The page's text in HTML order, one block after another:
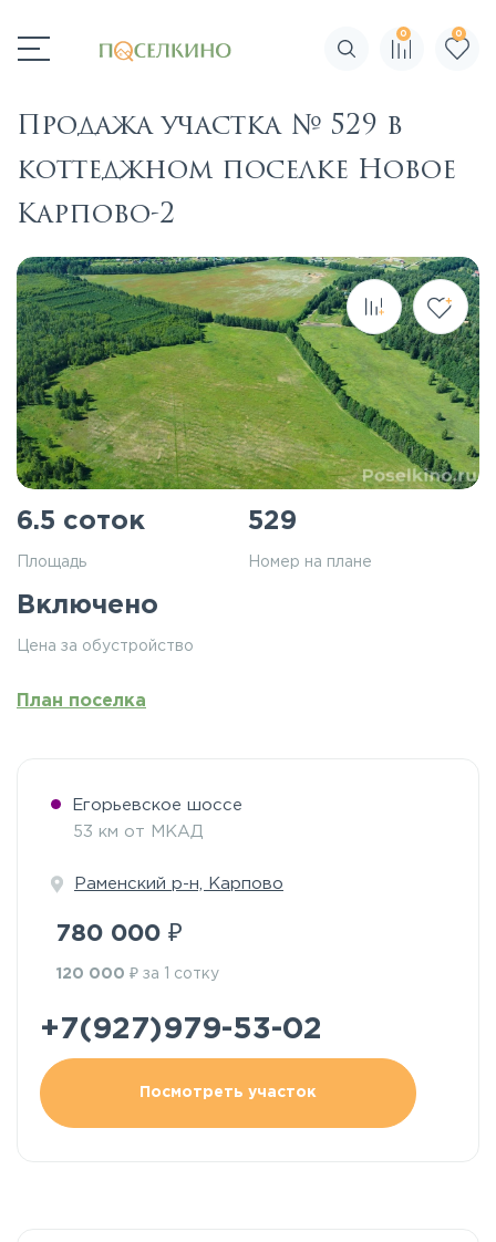
Поиск по сайту
0 0
Продажа участка № 529 в
коттеджном поселке Новое
Карпово-2
6.5 соток
Площадь
529
Номер на плане
Включено
Цена за обустройство
План поселка
Егорьевское шоссе
53 км от МКАД
Раменский р-н, Карпово
780 000 ₽
120 000 ₽ за 1 сотку
+7(927)979-53-02
Посмотреть участок